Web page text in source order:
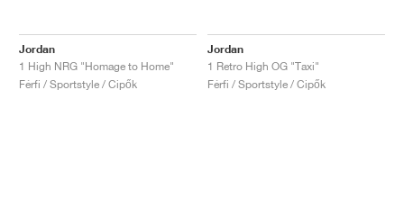
Jordan
1 High NRG "Homage to Home"
Férfi / Sportstyle / Cipők
Jordan
1 Retro High OG "Taxi"
Férfi / Sportstyle / Cipők